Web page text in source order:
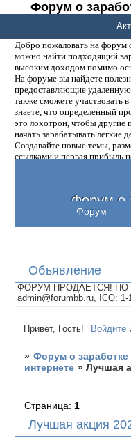
Форум о
Добро пожаловать на форум
можно найти подходящий
высоким доходом помимо
На форуме вы найдете
предоставляющие
также сможете участвовать
знаете, что определенный
это лохотрон, чтобы другие
начать зарабатывать легкие
Создавайте новые темы,
ссылками и первая прибыль
Форум о
Форум
Объявление
ФОРУМ ПРОДАЕТСЯ!
admin@forumbb.ru, ICQ:
Привет, Гость! Войдите
» Форум о заработке
интернете »Лучшая
Лучшая акция
Страница: 1